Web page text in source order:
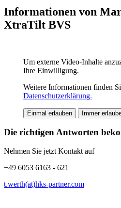
Informationen von
XtraTilt BVS
Um externe Video-Inhalte
Ihre Einwilligung.
Weitere Informationen finden
Datenschutzerklärung.
Einmal erlauben Immer
Die richtigen Antworten
Nehmen Sie jetzt Kontakt auf
+49 6053 6163 - 621
t.werth(at)hks-partner.com